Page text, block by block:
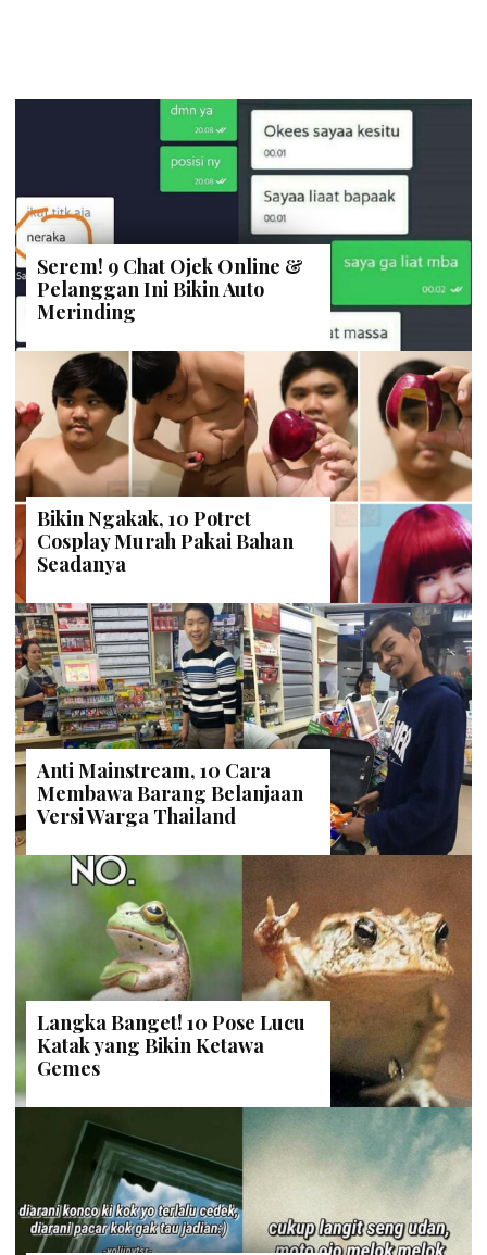
Serem! 9 Chat Ojek Online &
Pelanggan Ini Bikin Auto
Merinding
Bikin Ngakak, 10 Potret
Cosplay Murah Pakai Bahan
Seadanya
Anti Mainstream, 10 Cara
Membawa Barang Belanjaan
Versi Warga Thailand
Langka Banget! 10 Pose Lucu
Katak yang Bikin Ketawa
Gemes